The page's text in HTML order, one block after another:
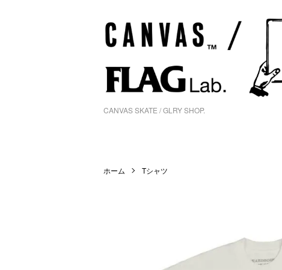
CANVAS SKATE / GLRY SHOP.
ホーム Tシャツ